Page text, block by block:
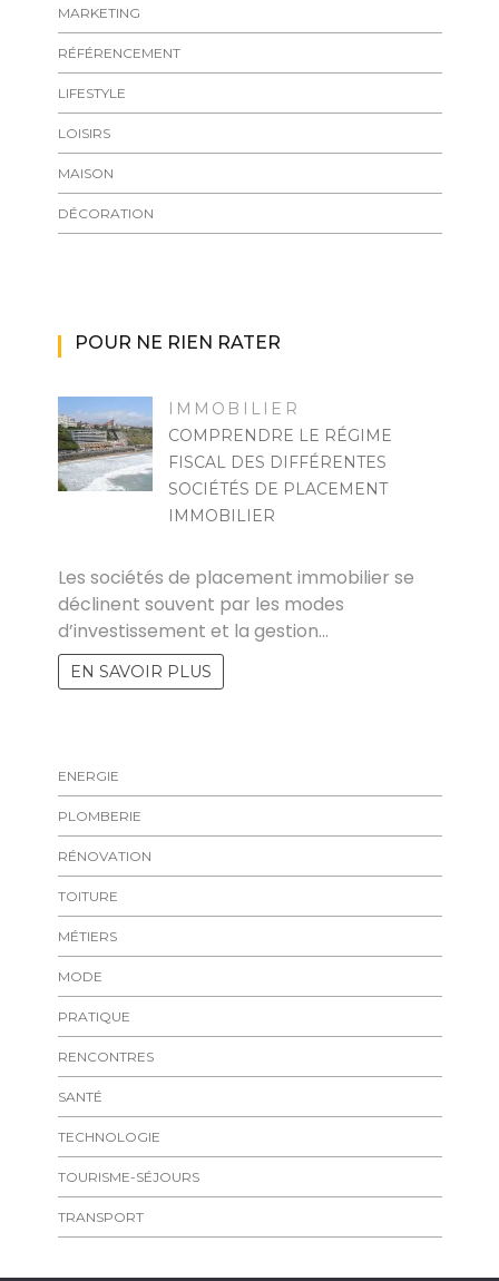
MARKETING
RÉFÉRENCEMENT
LIFESTYLE
LOISIRS
MAISON
DÉCORATION
POUR NE RIEN RATER
IMMOBILIER
COMPRENDRE LE RÉGIME
FISCAL DES DIFFÉRENTES
SOCIÉTÉS DE PLACEMENT
IMMOBILIER
Les sociétés de placement immobilier se
déclinent souvent par les modes
d’investissement et la gestion…
EN SAVOIR PLUS
ENERGIE
PLOMBERIE
RÉNOVATION
TOITURE
MÉTIERS
MODE
PRATIQUE
RENCONTRES
SANTÉ
TECHNOLOGIE
TOURISME-SÉJOURS
TRANSPORT